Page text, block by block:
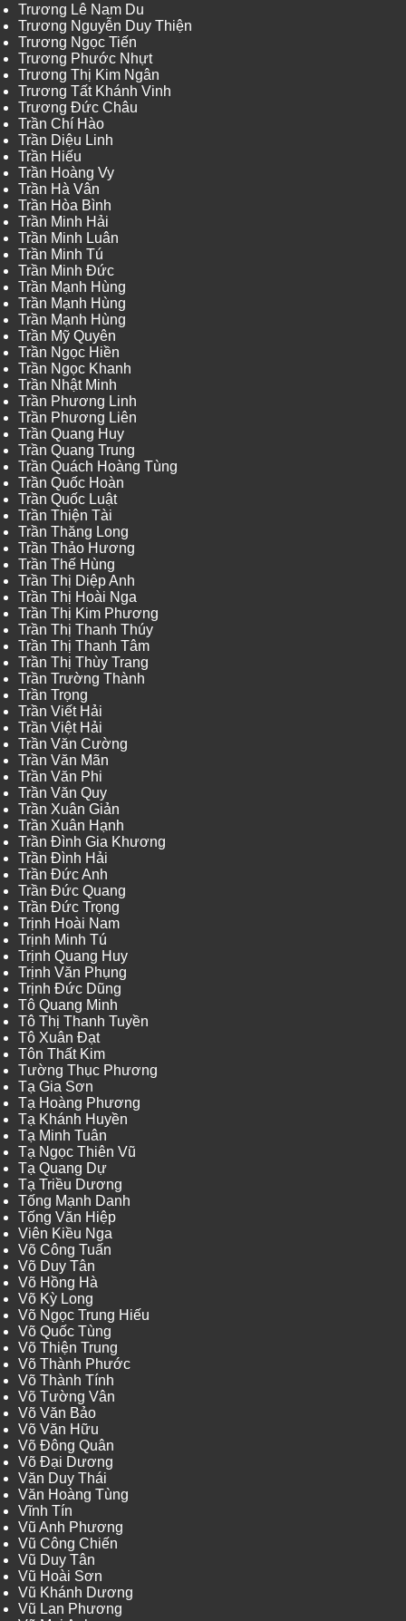
Trương Lê Nam Du
Trương Nguyễn Duy Thiện
Trương Ngọc Tiến
Trương Phước Nhựt
Trương Thị Kim Ngân
Trương Tất Khánh Vinh
Trương Đức Châu
Trần Chí Hào
Trần Diệu Linh
Trần Hiếu
Trần Hoàng Vy
Trần Hà Vân
Trần Hòa Bình
Trần Minh Hải
Trần Minh Luân
Trần Minh Tú
Trần Minh Đức
Trần Mạnh Hùng
Trần Mạnh Hùng
Trần Mạnh Hùng
Trần Mỹ Quyên
Trần Ngọc Hiền
Trần Ngọc Khanh
Trần Nhật Minh
Trần Phương Linh
Trần Phương Liên
Trần Quang Huy
Trần Quang Trung
Trần Quách Hoàng Tùng
Trần Quốc Hoàn
Trần Quốc Luật
Trần Thiện Tài
Trần Thăng Long
Trần Thảo Hương
Trần Thế Hùng
Trần Thị Diệp Anh
Trần Thị Hoài Nga
Trần Thị Kim Phương
Trần Thị Thanh Thúy
Trần Thị Thanh Tâm
Trần Thị Thùy Trang
Trần Trường Thành
Trần Trọng
Trần Viết Hải
Trần Việt Hải
Trần Văn Cường
Trần Văn Mãn
Trần Văn Phi
Trần Văn Quy
Trần Xuân Giản
Trần Xuân Hạnh
Trần Đình Gia Khương
Trần Đình Hải
Trần Đức Anh
Trần Đức Quang
Trần Đức Trọng
Trịnh Hoài Nam
Trịnh Minh Tú
Trịnh Quang Huy
Trịnh Văn Phụng
Trịnh Đức Dũng
Tô Quang Minh
Tô Thị Thanh Tuyền
Tô Xuân Đạt
Tôn Thất Kim
Tường Thục Phương
Tạ Gia Sơn
Tạ Hoàng Phương
Tạ Khánh Huyền
Tạ Minh Tuân
Tạ Ngọc Thiên Vũ
Tạ Quang Dự
Tạ Triều Dương
Tống Mạnh Danh
Tống Văn Hiệp
Viên Kiều Nga
Võ Công Tuấn
Võ Duy Tân
Võ Hồng Hà
Võ Kỳ Long
Võ Ngọc Trung Hiếu
Võ Quốc Tùng
Võ Thiện Trung
Võ Thành Phước
Võ Thành Tính
Võ Tường Vân
Võ Văn Bảo
Võ Văn Hữu
Võ Đông Quân
Võ Đại Dương
Văn Duy Thái
Văn Hoàng Tùng
Vĩnh Tín
Vũ Anh Phương
Vũ Công Chiến
Vũ Duy Tân
Vũ Hoài Sơn
Vũ Khánh Dương
Vũ Lan Phương